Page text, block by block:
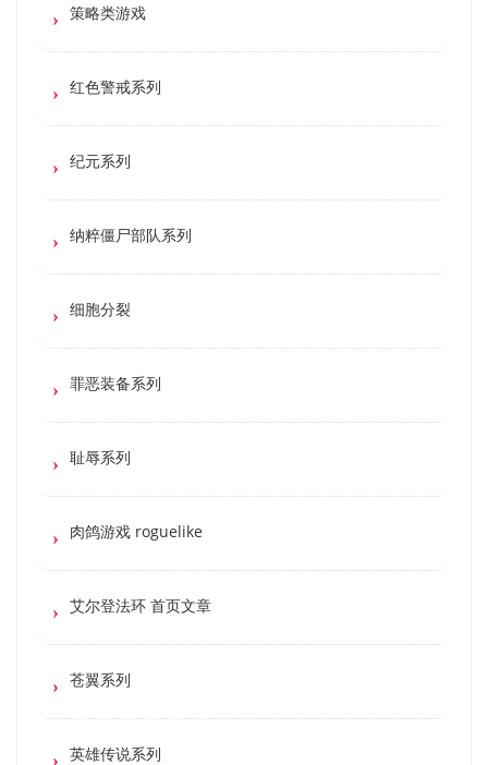
策略类游戏
红色警戒系列
纪元系列
纳粹僵尸部队系列
细胞分裂
罪恶装备系列
耻辱系列
肉鸽游戏 roguelike
艾尔登法环 首页文章
苍翼系列
英雄传说系列